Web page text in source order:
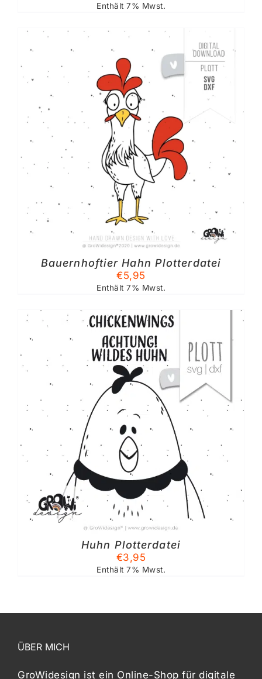
Enthält 7% Mwst.
Bauernhoftier Hahn Plotterdatei
€5,95
Enthält 7% Mwst.
Huhn Plotterdatei
€3,95
Enthält 7% Mwst.
ÜBER MICH
GroWidesign ist ein Online-Shop für digitale